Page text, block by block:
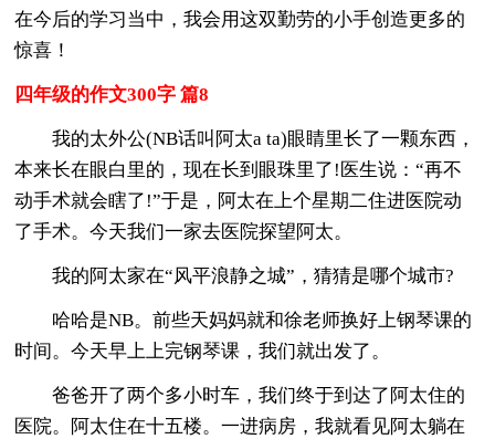
在今后的学习当中，我会用这双勤劳的小手创造更多的
惊喜！
四年级的作文300字 篇8
我的太外公(NB话叫阿太a ta)眼睛里长了一颗东西，
本来长在眼白里的，现在长到眼珠里了!医生说：“再不
动手术就会瞎了!”于是，阿太在上个星期二住进医院动
了手术。今天我们一家去医院探望阿太。
我的阿太家在“风平浪静之城”，猜猜是哪个城市?
哈哈是NB。前些天妈妈就和徐老师换好上钢琴课的
时间。今天早上上完钢琴课，我们就出发了。
爸爸开了两个多小时车，我们终于到达了阿太住的
医院。阿太住在十五楼。一进病房，我就看见阿太躺在